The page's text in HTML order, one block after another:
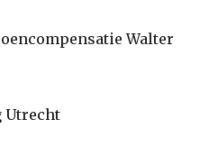
Walter
Utrecht